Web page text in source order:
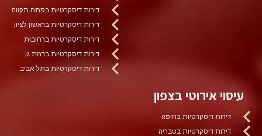
דירות דיסקרטיות בפתח תקווה
דירות דיסקרטיות בראשון לציון
דירות דיסקרטיות ברחובות
דירות דיסקרטיות ברמת גן
דירות דיסקרטיות בתל אביב
עיסוי אירוטי בצפון
דירות דיסקרטיות בחיפה
דירות דיסקרטיות בטבריה